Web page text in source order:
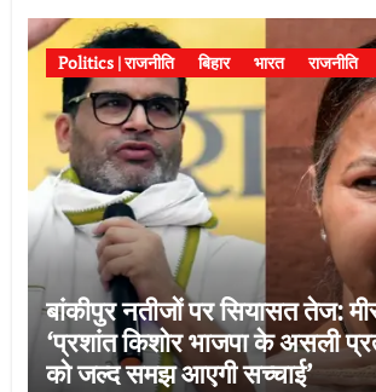
Politics | राजनीति बिहार भारत राजनीति
बांकीपुर नतीजों पर सियासत तेज:
‘प्रशांत किशोर भाजपा के असली
को जल्द समझ आएगी सच्चाई’